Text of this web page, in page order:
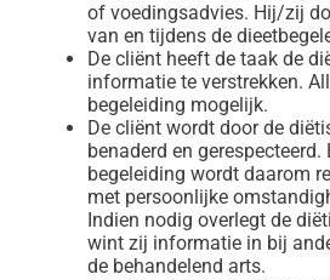
of voedingsadvies. Hij/zij
van en tijdens de
De cliënt heeft de taak de
informatie te verstrekken.
begeleiding mogelijk.
De cliënt wordt door de
benaderd en
begeleiding wordt daarom
met persoonlijke
Indien nodig overlegt de
wint zij informatie in bij
de behandelend arts.